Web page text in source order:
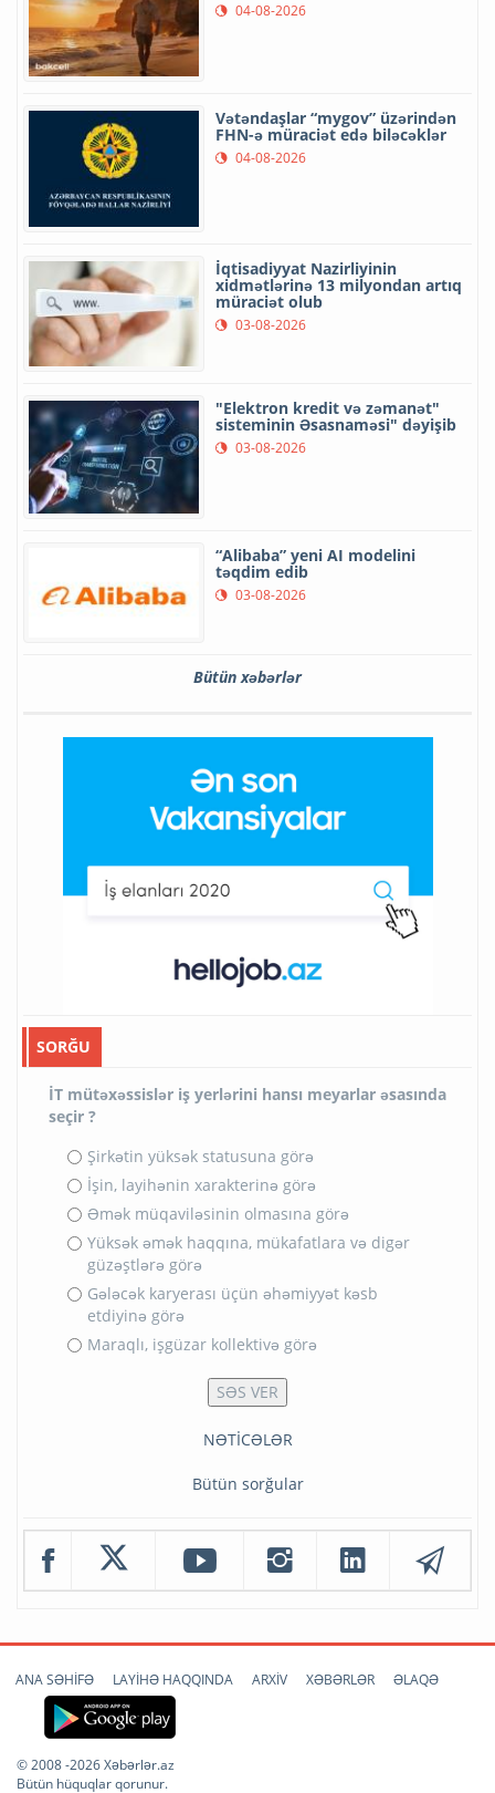
04-08-2026
Vətəndaşlar “mygov” üzərindən
FHN-ə müraciət edə biləcəklər
04-08-2026
İqtisadiyyat Nazirliyinin
xidmətlərinə 13 milyondan artıq
müraciət olub
03-08-2026
"Elektron kredit və zəmanət"
sisteminin Əsasnaməsi" dəyişib
03-08-2026
“Alibaba” yeni AI modelini
təqdim edib
03-08-2026
Bütün xəbərlər
SORĞU
İT mütəxəssislər iş yerlərini hansı meyarlar əsasında
seçir ?
Şirkətin yüksək statusuna görə
İşin, layihənin xarakterinə görə
Əmək müqaviləsinin olmasına görə
Yüksək əmək haqqına, mükafatlara və digər
güzəştlərə görə
Gələcək karyerası üçün əhəmiyyət kəsb
etdiyinə görə
Maraqlı, işgüzar kollektivə görə
NƏTİCƏLƏR
Bütün sorğular
ANA SƏHİFƏ LAYİHƏ HAQQINDA ARXİV XƏBƏRLƏR ƏLAQƏ
© 2008 -2026 Xəbərlər.az
Bütün hüquqlar qorunur.